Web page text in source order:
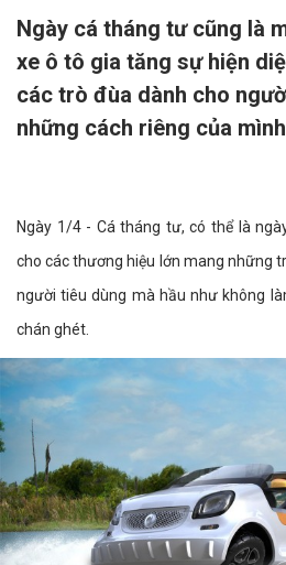
Ngày cá tháng tư cũng là
xe ô tô gia tăng sự hiện
các trò đùa dành cho
những cách riêng của
Ngày 1/4 - Cá tháng tư, có thể là
cho các thương hiệu lớn mang những
người tiêu dùng mà hầu như không
chán ghét.